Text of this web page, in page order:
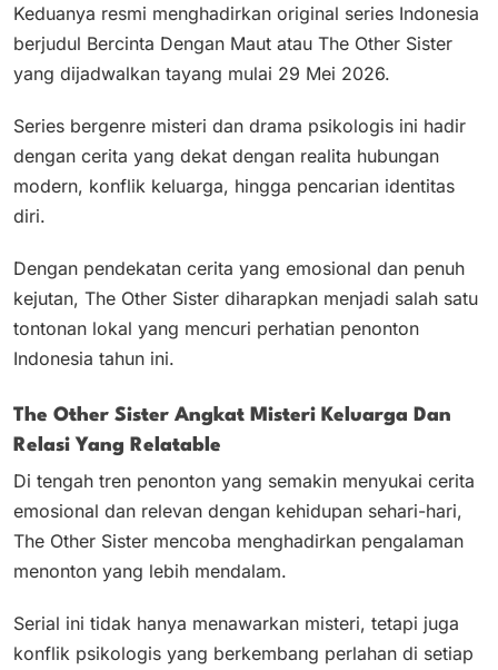
Keduanya resmi menghadirkan original series Indonesia
berjudul Bercinta Dengan Maut atau The Other Sister
yang dijadwalkan tayang mulai 29 Mei 2026.
Series bergenre misteri dan drama psikologis ini hadir
dengan cerita yang dekat dengan realita hubungan
modern, konflik keluarga, hingga pencarian identitas
diri.
Dengan pendekatan cerita yang emosional dan penuh
kejutan, The Other Sister diharapkan menjadi salah satu
tontonan lokal yang mencuri perhatian penonton
Indonesia tahun ini.
The Other Sister Angkat Misteri Keluarga Dan
Relasi Yang Relatable
Di tengah tren penonton yang semakin menyukai cerita
emosional dan relevan dengan kehidupan sehari-hari,
The Other Sister mencoba menghadirkan pengalaman
menonton yang lebih mendalam.
Serial ini tidak hanya menawarkan misteri, tetapi juga
konflik psikologis yang berkembang perlahan di setiap